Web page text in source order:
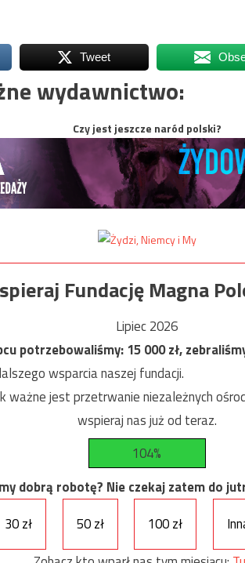
Tweet
wydawnictwo:
Czy jest jeszcze naród polski?
Fundację Magna
Lipiec 2026
potrzebowaliśmy:15 000zł,
wsparcia naszej fundacji.
ważne jest przetrwanie niezależnych
wspieraj nas już od teraz.
104%
dobrą robotę? Nie czekaj zatem do
30 zł
50 zł 100 zł